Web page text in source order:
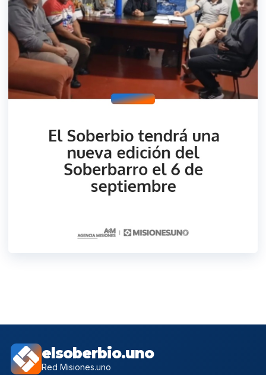
elsoberbio.uno
Red Misiones.uno